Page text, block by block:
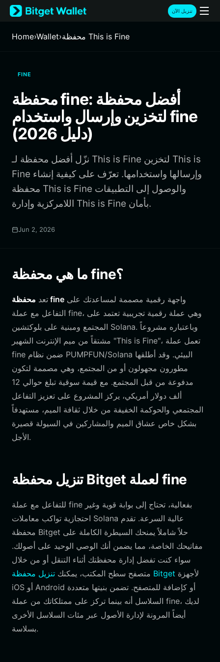
English
日本語
Русский
Italiano
Deutsch
简体中文
繁體中文
Português (Portugal)
ภาษาไทย
हिन्दी
Español
Português (Brasil)
تنزيل الآن
Home›Wallet› محفظة This is Fine
FINE
محفظة fine: أفضل محفظة
لتخزين وإرسال واستخدام fine
(دليل 2026)
نزّل أفضل محفظة لـ This is Fine لتخزين This is
Fine وإرسالها واستخدامها. تعرّف على كيفية إنشاء
محفظة This is Fine والوصول إلى التطبيقات
اللامركزية وإدارة This is Fine بأمان.
Jun 2, 2026
ما هي محفظة fine؟
تعد محفظة fine
fine، وهي عملة رقمية تجريبية تعتمد على
المجتمع ومبنية على بلوكتشين Solana. وباعتباره مشروعاً
مشتقاً من ميم الإنترنت الشهير "This is Fine"، تعمل عملة
fine ضمن نظام PUMPFUN/Solana البيئي. وقد أطلقها
مطورون مجهولون أو من المجتمع، وهي مصممة لتكون
مدفوعة من قبل المجتمع. مع قيمة سوقية تبلغ حوالي 12
ألف دولار أمريكي، يركز المشروع على تعزيز التفاعل
المجتمعي والحوكمة الخفيفة من خلال ثقافة الميم، مستهدفاً
بشكل خاص عشاق الميم والمشاركين في السيولة قصيرة
الأجل.
تنزيل محفظة Bitget لعملة fine
للتفاعل مع عملة fine بفعالية، تحتاج إلى بوابة قوية وغير
احتجازية تواكب معاملات Solana عالية السرعة. تقدم
محفظة Bitget حلاً شاملاً يمنحك السيطرة الكاملة على
مفاتيحك الخاصة، مما يضمن أنك الوصي الوحيد على أصولك.
سواء كنت تفضل إدارة محفظتك أثناء التنقل أو من خلال
متصفح سطح المكتب، يمكنك تنزيل محفظة Bitget
iOS أو Android أو كإضافة للمتصفح. تضمن بنيتها متعددة
السلاسل أنه بينما تركز على ممتلكاتك من عملة fine، لديك
أيضاً المرونة لإدارة الأصول عبر مئات السلاسل الأخرى
بسلاسة.